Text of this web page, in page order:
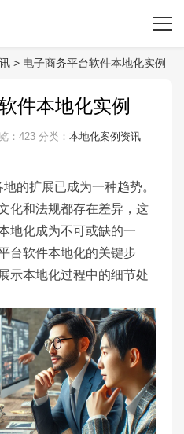
> 电子商务平台软件本地化实例
件本地化实例
：423 分类： 本地化案例资讯
的扩展已成为一种趋势。
化和法规都存在差异，这
地化成为不可或缺的一
台软件本地化的关键步
示本地化过程中的细节处